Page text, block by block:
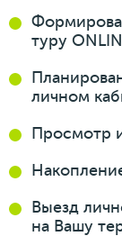
туру
личном
Просмотр
Выезд
на Вашу